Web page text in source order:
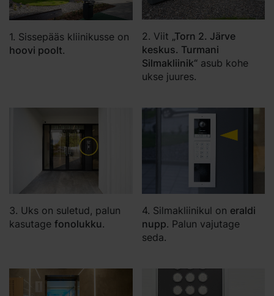
1. Sissepääs kliinikusse on
hoovi poolt.
2. Viit „Torn 2. Järve
keskus. Turmani
Silmakliinik“ asub kohe
ukse juures.
3. Uks on suletud, palun
kasutage fonolukku.
4. Silmakliinikul on eraldi
nupp. Palun vajutage
seda.